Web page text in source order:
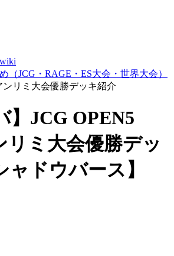
（JCG・RAGE・ES大会・世界大会）
ンリミ大会優勝デッキ紹介
】JCG OPEN5
リミ大会優勝デッ
ャドウバース】